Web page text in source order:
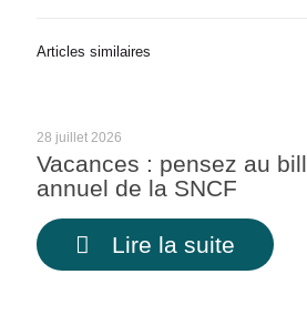
Articles similaires
28 juillet 2026
Vacances : pensez au
annuel de la SNCF
Lire la suite